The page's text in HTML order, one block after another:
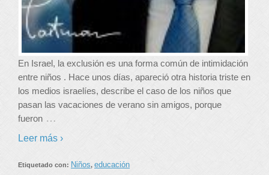
En Israel, la exclusión es una forma común de intimidación
entre niños . Hace unos días, apareció otra historia triste en
los medios israelíes, describe el caso de los niños que
pasan las vacaciones de verano sin amigos, porque
fueron …
Leer más ›
Etiquetado con: Niños, educación